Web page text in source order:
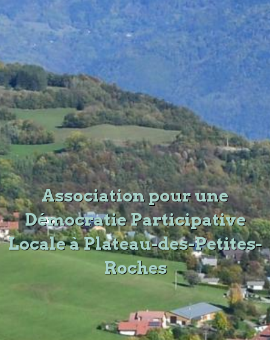
Association pour une
Démocratie Participative
Locale à Plateau-des-Petites-
Roches